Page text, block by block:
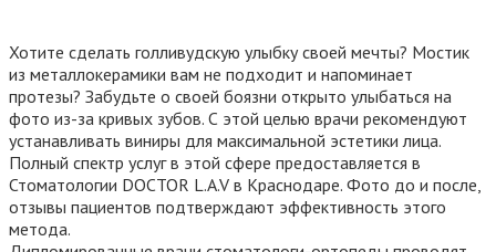
Хотите сделать голливудскую улыбку своей мечты? Мостик
из металлокерамики вам не подходит и напоминает
протезы? Забудьте о своей боязни открыто улыбаться на
фото из-за кривых зубов. С этой целью врачи рекомендуют
устанавливать виниры для максимальной эстетики лица.
Полный спектр услуг в этой сфере предоставляется в
Стоматологии DOCTOR L.A.V в Краснодаре. Фото до и после,
отзывы пациентов подтверждают эффективность этого
метода.